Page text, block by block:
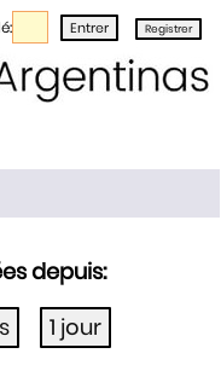
depuis: